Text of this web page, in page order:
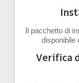
Il pacchetto di
disponibile
Verifica